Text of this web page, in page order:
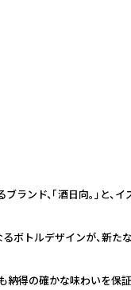
ンド、「酒日向。」と、
ボトルデザインが、新た
納得の確かな味わいを保証